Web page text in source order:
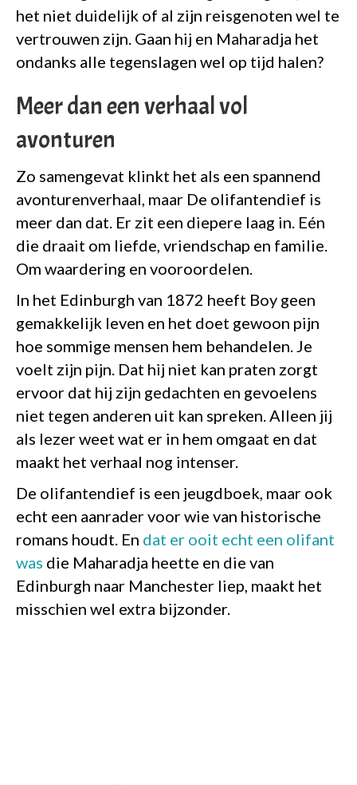
het niet duidelijk of al zijn reisgenoten wel te
vertrouwen zijn. Gaan hij en Maharadja het
ondanks alle tegenslagen wel op tijd halen?
Meer dan een verhaal vol
avonturen
Zo samengevat klinkt het als een spannend
avonturenverhaal, maar De olifantendief is
meer dan dat. Er zit een diepere laag in. Eén
die draait om liefde, vriendschap en familie.
Om waardering en vooroordelen.
In het Edinburgh van 1872 heeft Boy geen
gemakkelijk leven en het doet gewoon pijn
hoe sommige mensen hem behandelen. Je
voelt zijn pijn. Dat hij niet kan praten zorgt
ervoor dat hij zijn gedachten en gevoelens
niet tegen anderen uit kan spreken. Alleen jij
als lezer weet wat er in hem omgaat en dat
maakt het verhaal nog intenser.
De olifantendief is een jeugdboek, maar ook
echt een aanrader voor wie van historische
romans houdt. En dat er ooit echt een olifant
was die Maharadja heette en die van
Edinburgh naar Manchester liep, maakt het
misschien wel extra bijzonder.